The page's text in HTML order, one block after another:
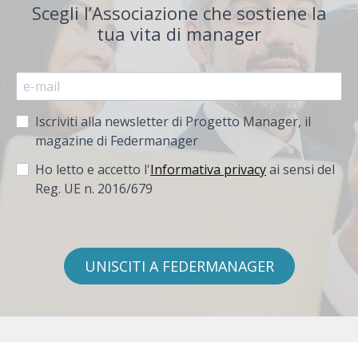
Scegli l’Associazione che sostiene la
tua vita di manager
Iscriviti alla newsletter di Progetto Manager, il
magazine di Federmanager
Ho letto e accetto l'Informativa privacyai sensi del
Reg. UE n. 2016/679